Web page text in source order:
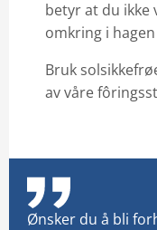
betyr at du ikke
omkring i
Bruk
av våre
Ønsker du å bli